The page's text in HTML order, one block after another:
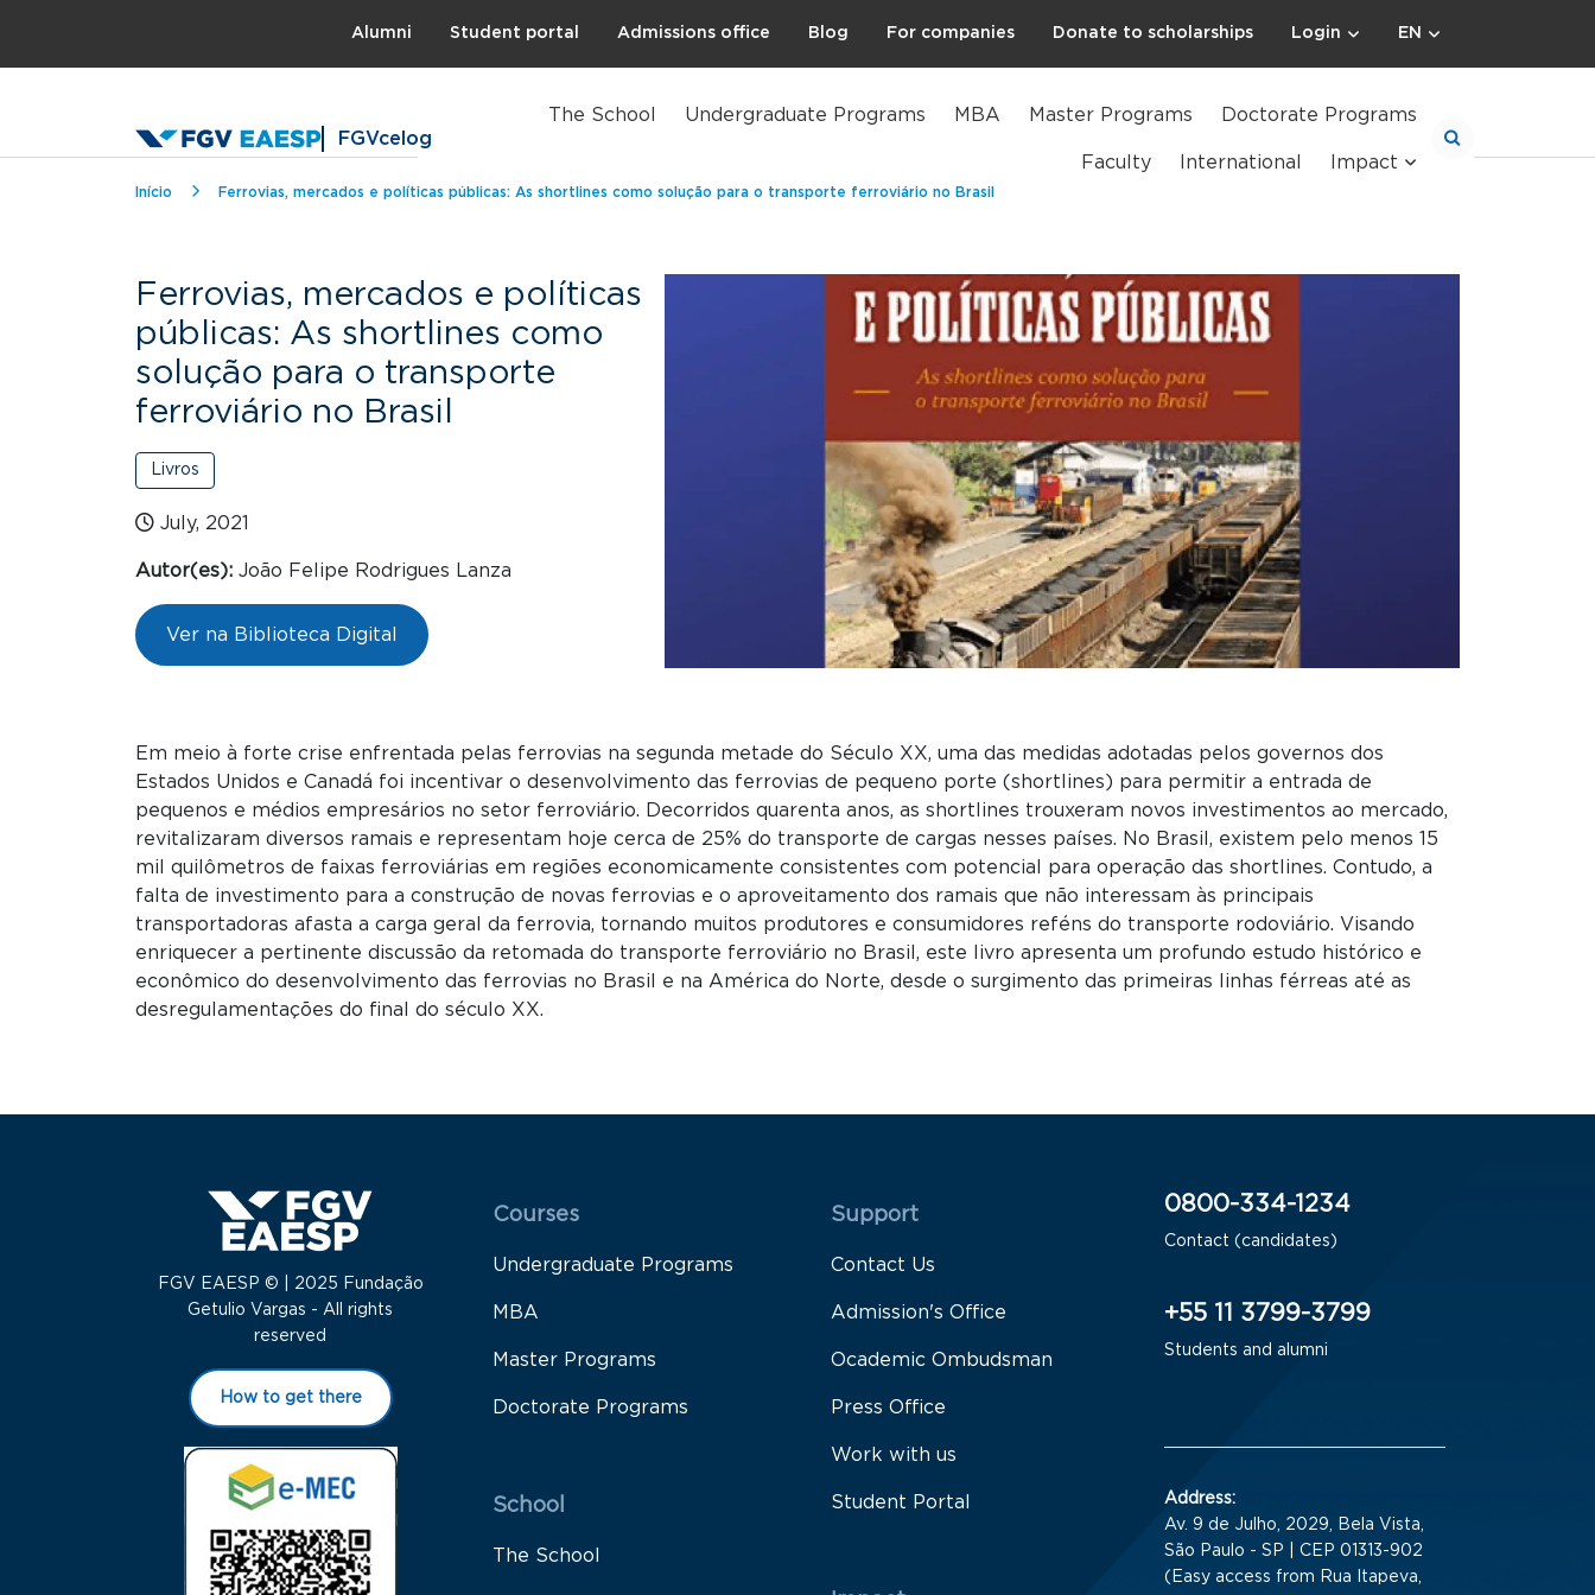
Alumni Student portal Admissions office Blog For companies Donate to scholarships Login EN
FGVcelog
The School Undergraduate Programs MBA Master Programs Doctorate Programs
Faculty International Impact
Breadcrumb
Início Ferrovias, mercados e políticas públicas: As shortlines como solução para o transporte ferroviário no Brasil
Ferrovias, mercados e políticas
públicas: As shortlines como
solução para o transporte
ferroviário no Brasil
Livros
July, 2021
Autor(es):João Felipe Rodrigues Lanza
Ver na Biblioteca Digital
Em meio à forte crise enfrentada pelas ferrovias na segunda metade do Século XX, uma das medidas adotadas pelos governos dos
Estados Unidos e Canadá foi incentivar o desenvolvimento das ferrovias de pequeno porte (shortlines) para permitir a entrada de
pequenos e médios empresários no setor ferroviário. Decorridos quarenta anos, as shortlines trouxeram novos investimentos ao mercado,
revitalizaram diversos ramais e representam hoje cerca de 25% do transporte de cargas nesses países. No Brasil, existem pelo menos 15
mil quilômetros de faixas ferroviárias em regiões economicamente consistentes com potencial para operação das shortlines. Contudo, a
falta de investimento para a construção de novas ferrovias e o aproveitamento dos ramais que não interessam às principais
transportadoras afasta a carga geral da ferrovia, tornando muitos produtores e consumidores reféns do transporte rodoviário. Visando
enriquecer a pertinente discussão da retomada do transporte ferroviário no Brasil, este livro apresenta um profundo estudo histórico e
econômico do desenvolvimento das ferrovias no Brasil e na América do Norte, desde o surgimento das primeiras linhas férreas até as
desregulamentações do final do século XX.
FGV EAESP © | 2025 Fundação
Getulio Vargas - All rights
reserved
How to get there
Menu Rodapé 1
Courses
Undergraduate Programs
MBA
Master Programs
Doctorate Programs
School
The School
Rodapé 2
Support
Contact Us
Admission's Office
Ocademic Ombudsman
Press Office
Work with us
Student Portal
0800-334-1234
Contact (candidates)
+55 11 3799-3799
Students and alumni
Address:
Av. 9 de Julho, 2029, Bela Vista,
São Paulo - SP | CEP 01313-902
(Easy access from Rua Itapeva,